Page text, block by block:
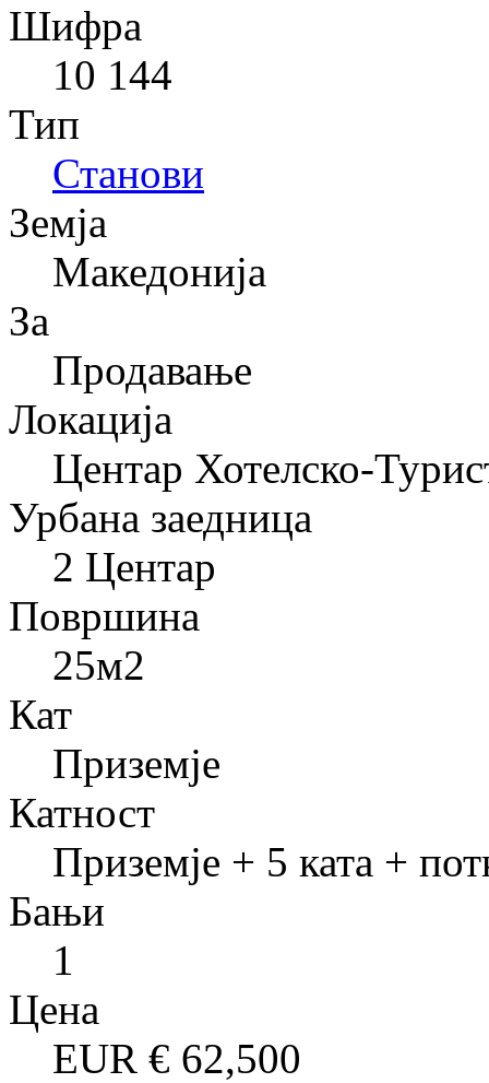
Шифра
10 144
Тип
Станови
Земја
Македонија
За
Продавање
Локација
Центар Хотелско-
Урбана заедница
2 Центар
Површина
25м2
Кат
Приземје
Катност
Приземје + 5 ката +
Бањи
1
Цена
EUR € 62,500